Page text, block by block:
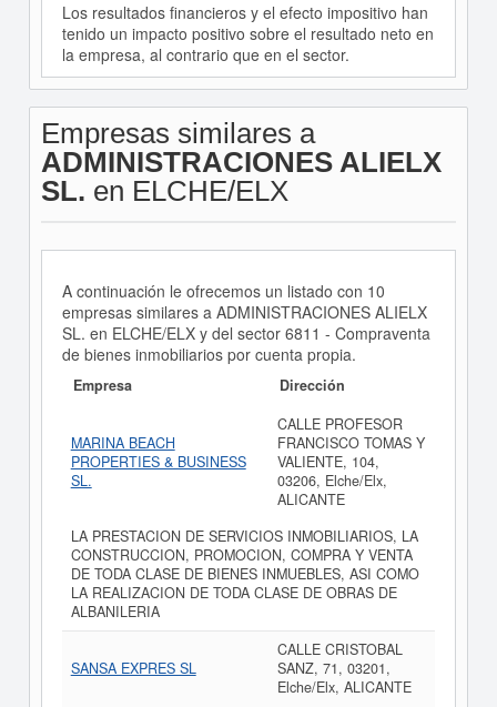
Los resultados financieros y el efecto impositivo han
tenido un impacto positivo sobre el resultado neto en
la empresa, al contrario que en el sector.
Empresas similares a
ADMINISTRACIONES ALIELX
SL. en ELCHE/ELX
A continuación le ofrecemos un listado con 10
empresas similares a ADMINISTRACIONES ALIELX
SL. en ELCHE/ELX y del sector 6811 - Compraventa
de bienes inmobiliarios por cuenta propia.
Empresa Dirección
MARINA BEACH
PROPERTIES & BUSINESS
SL.
CALLE PROFESOR
FRANCISCO TOMAS Y
VALIENTE, 104,
03206, Elche/Elx,
ALICANTE
LA PRESTACION DE SERVICIOS INMOBILIARIOS, LA
CONSTRUCCION, PROMOCION, COMPRA Y VENTA
DE TODA CLASE DE BIENES INMUEBLES, ASI COMO
LA REALIZACION DE TODA CLASE DE OBRAS DE
ALBANILERIA
SANSA EXPRES SL
CALLE CRISTOBAL
SANZ, 71, 03201,
Elche/Elx, ALICANTE